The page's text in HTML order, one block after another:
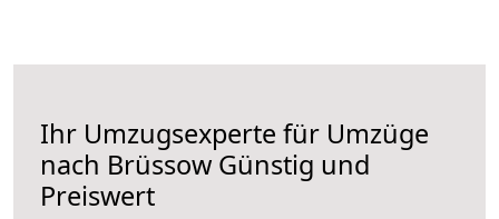
Ihr Umzugsexperte für Umzüge
nach Brüssow Günstig und
Preiswert